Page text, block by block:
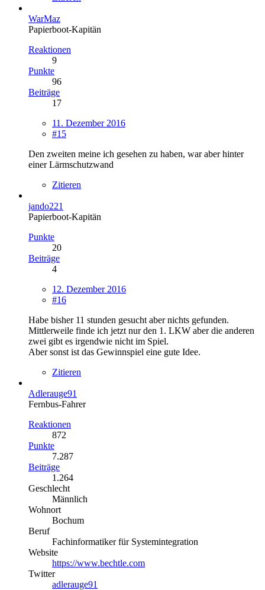
WarMaz
Papierboot-Kapitän
Reaktionen
9
Punkte
96
Beiträge
17
11. Dezember 2016
#15
Den zweiten meine ich gesehen zu haben, war aber hinter
einer Lärmschutzwand
Zitieren
jando221
Papierboot-Kapitän
Punkte
20
Beiträge
4
12. Dezember 2016
#16
Habe bisher 11 stunden gesucht aber nichts gefunden.
Mittlerweile finde ich jetzt nur den 1. LKW aber die anderen
zwei gibt es irgendwie nicht im Spiel.
Aber sonst ist das Gewinnspiel eine gute Idee.
Zitieren
Adlerauge91
Fernbus-Fahrer
Reaktionen
872
Punkte
7.287
Beiträge
1.264
Geschlecht
Männlich
Wohnort
Bochum
Beruf
Fachinformatiker für Systemintegration
Website
https://www.bechtle.com
Twitter
adlerauge91